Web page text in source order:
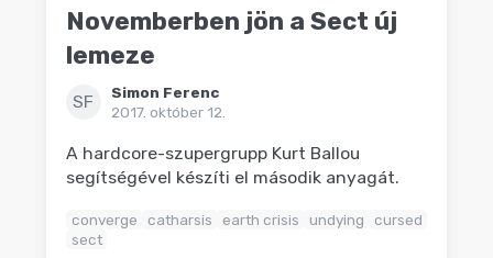
Novemberben jön a Sect új
lemeze
SF
Simon Ferenc
2017. október 12.
A hardcore-szupergrupp Kurt Ballou
segítségével készíti el második anyagát.
converge catharsis earth crisis undying
cursed
sect